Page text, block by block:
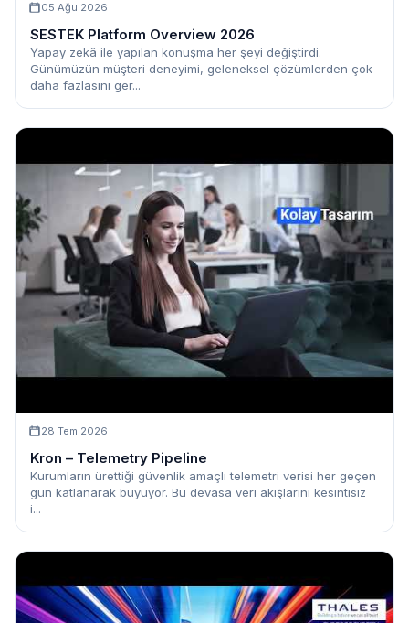
05 Ağu 2026
SESTEK Platform Overview 2026
Yapay zekâ ile yapılan konuşma her şeyi değiştirdi.
Günümüzün müşteri deneyimi, geleneksel çözümlerden çok
daha fazlasını ger...
28 Tem 2026
Kron – Telemetry Pipeline
Kurumların ürettiği güvenlik amaçlı telemetri verisi her geçen
gün katlanarak büyüyor. Bu devasa veri akışlarını kesintisiz
i...